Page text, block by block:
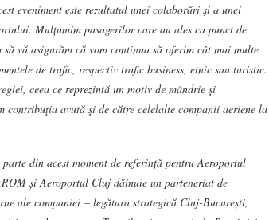
eveniment este rezultatul unei colaborări şi a unei
Mulțumim pasagerilor care au ales ca punct de
vă asigurăm că vom continua să oferim cât mai multe
de trafic, respectiv trafic business, etnic sau turistic.
ceea ce reprezintă un motiv de mândrie şi
contribuţia avută şi de către celelalte companii aeriene la
din acest moment de referință pentru Aeroportul
și Aeroportul Cluj dăinuie un parteneriat de
ale companiei – legătura strategică Cluj-București,